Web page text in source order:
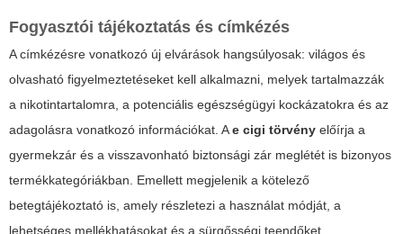
Fogyasztói tájékoztatás és címkézés
A címkézésre vonatkozó új elvárások hangsúlyosak: világos és
olvasható figyelmeztetéseket kell alkalmazni, melyek tartalmazzák
a nikotintartalomra, a potenciális egészségügyi kockázatokra és az
adagolásra vonatkozó információkat. Ae cigi törvény előírja a
gyermekzár és a visszavonható biztonsági zár meglétét is bizonyos
termékkategóriákban. Emellett megjelenik a kötelező
betegtájékoztató is, amely részletezi a használat módját, a
lehetséges mellékhatásokat és a sürgősségi teendőket.